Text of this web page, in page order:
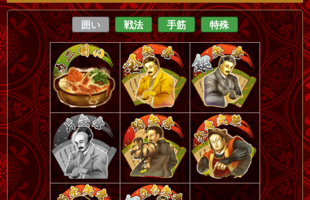
囲い 戦法 手筋 特殊